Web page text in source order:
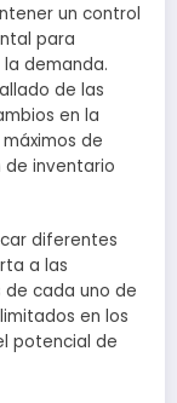
un control
para
demanda.
de las
en la
de
de inventario
diferentes
a las
cada uno de
en los
potencial de